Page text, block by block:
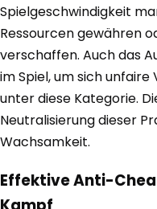
Spielgeschwindigkeit
Ressourcen gewähren
verschaffen. Auch das
im Spiel, um sich
unter diese Kategorie.
Neutralisierung dieser
Wachsamkeit.
Effektive Anti-